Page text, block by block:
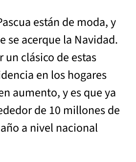
están de moda, y
se acerque la Navidad.
un clásico de estas
en los hogares
aumento, y es que ya
de 10 millones de
a nivel nacional